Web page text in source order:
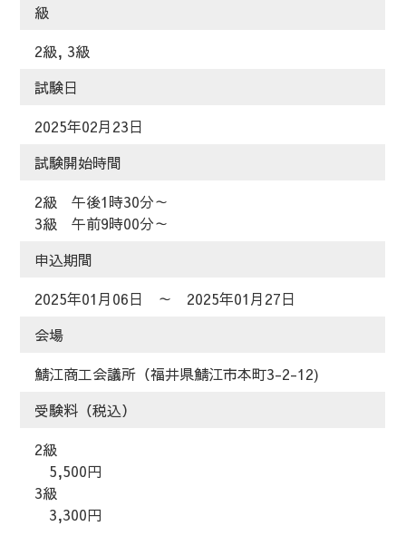
級
2級, 3級
試験日
2025年02月23日
試験開始時間
2級 午後1時30分～
3級 午前9時00分～
申込期間
2025年01月06日 ～ 2025年01月27日
会場
鯖江商工会議所（福井県鯖江市本町3-2-12)
受験料（税込）
2級
5,500円
3級
3,300円